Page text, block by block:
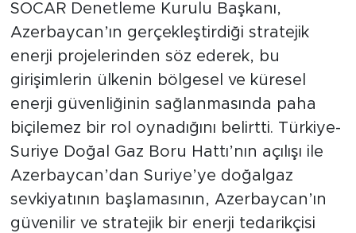
SOCAR Denetleme Kurulu Başkanı,
Azerbaycan’ın gerçekleştirdiği stratejik
enerji projelerinden söz ederek, bu
girişimlerin ülkenin bölgesel ve küresel
enerji güvenliğinin sağlanmasında paha
biçilemez bir rol oynadığını belirtti. Türkiye-
Suriye Doğal Gaz Boru Hattı’nın açılışı ile
Azerbaycan’dan Suriye’ye doğalgaz
sevkiyatının başlamasının, Azerbaycan’ın
güvenilir ve stratejik bir enerji tedarikçisi